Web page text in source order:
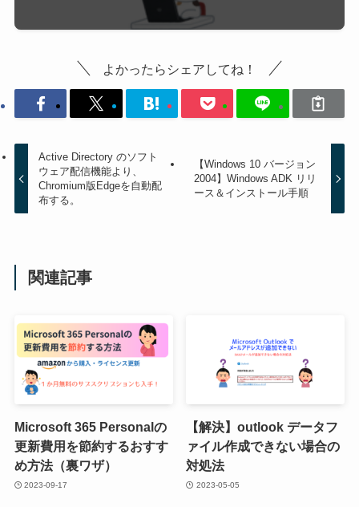
よかったらシェアしてね！
Active Directory のソフト
ウェア配信機能より、
Chromium版Edgeを自動配
布する。
【Windows 10 バージョン
2004】Windows ADK リリ
ース＆インストール手順
関連記事
Microsoft 365 Personalの
更新費用を節約するおすす
め方法（裏ワザ）
2023-09-17
【解決】outlook データフ
ァイル作成できない場合の
対処法
2023-05-05